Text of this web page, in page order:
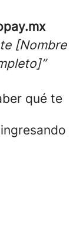
[Nombre
qué te